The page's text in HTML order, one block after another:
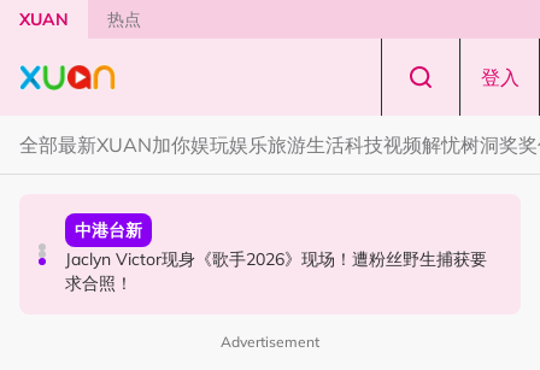
Skip to main content
XUAN 热点
登入
全部最新XUAN加你娱玩娱乐旅游生活科技视频解忧树洞奖
国际星闻
YG大楼遭女粉持高尔夫球杆猛砸！BLACKPINK 10周年最
新进展曝光！
中港台新
Jaclyn Victor现身《歌手2026》现场！遭粉丝野生捕获要
求合照！
中港台新
中国《歌手2026》 “歌王之战” 成绩出炉！胡彦斌夺得歌王
宝座！
Advertisement